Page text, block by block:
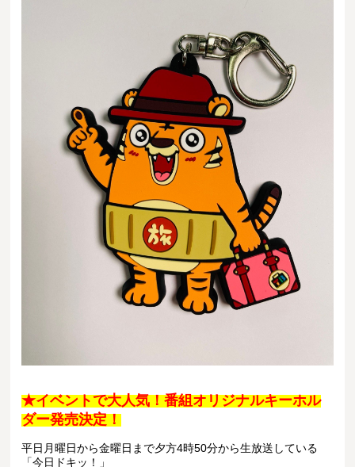
★イベントで大人気！番組オリジナルキーホル
ダー発売決定！
平日月曜日から金曜日まで夕方4時50分から生放送している
「今日ドキッ！」